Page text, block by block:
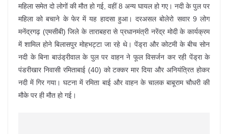
महिला समेत दो लोगों की मौत हो गई, वहीं 8 अन्य घायल हो गए। नदी के पुल पर
महिला को बचाने के फेर में यह हादसा हुआ। दरअसल बोलेरो सवार 9 लोग
मनेंद्रगढ़ (एमसीबी) जिले के ताराबहरा से प्रधानमंत्री नरेंद्र मोदी के कार्यक्रम
में शामिल होने बिलासपुर मोहभट्टा जा रहे थे। पेंड्रा और कोटमी के बीच सोन
नदी के बिना बाउंड्रीवाल के पुल पर वाहन ने फूल विसर्जन कर रही पेंड्रा के
पंडरीखार निवासी रमिताबाई (40) को टक्कर मार दिया और अनियंत्रित होकर
नदी में गिर गया। घटना में रमिता बाई और वाहन के चालक बाबूराम चौधरी की
मौके पर ही मौत हो गई।